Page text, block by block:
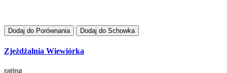
Dodaj do Porównania Dodaj do Schowka
Zjeżdżalnia Wiewiórka
rating